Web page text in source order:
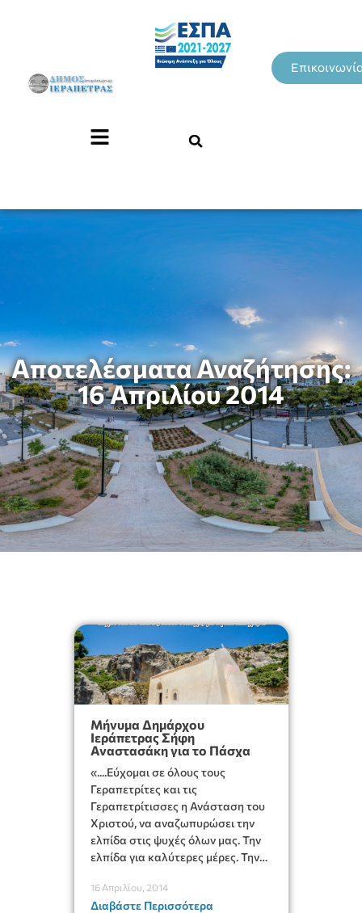
Αποτελέσματα Αναζήτησης:
16 Απριλίου 2014
Μήνυμα Δημάρχου
Ιεράπετρας Σήφη
Αναστασάκη για το Πάσχα
«....Εύχομαι σε όλους τους
Γεραπετρίτες και τις
Γεραπετρίτισσες η Ανάσταση του
Χριστού, να αναζωπυρώσει την
ελπίδα στις ψυχές όλων μας. Την
ελπίδα για καλύτερες μέρες. Την
και του τόπου μας.....»
16 Απριλίου, 2014
Διαβάστε Περισσότερα